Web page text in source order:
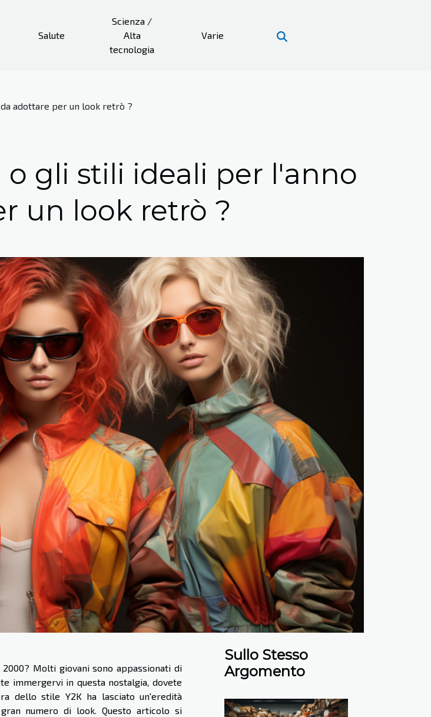
Salute
Scienza /
Alta
tecnologia
Varie
adottare per un look retrò ?
gli stili ideali per l'anno
un look retrò ?
Molti giovani sono appassionati di
immergervi in questa nostalgia, dovete
dello stile Y2K ha lasciato un'eredità
numero di look. Questo articolo si
Sullo Stesso
Argomento